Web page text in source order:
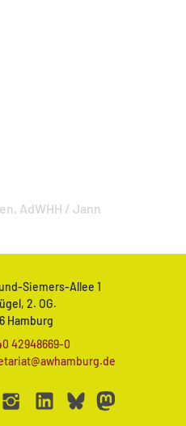
AdWHH / Jann
Siemers-Allee 1
2. OG.
Hamburg
42948669-0